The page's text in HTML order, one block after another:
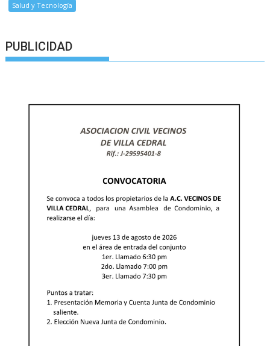
Salud y Tecnología
PUBLICIDAD